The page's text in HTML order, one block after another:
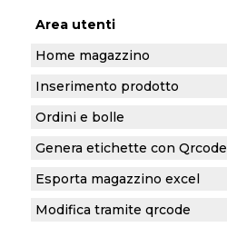
Area utenti
Home magazzino
Inserimento prodotto
Ordini e bolle
Genera etichette con Qrcode
Esporta magazzino excel
Modifica tramite qrcode